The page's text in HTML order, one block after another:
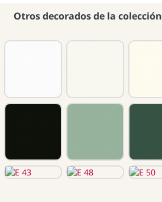
Otros decorados de la colección